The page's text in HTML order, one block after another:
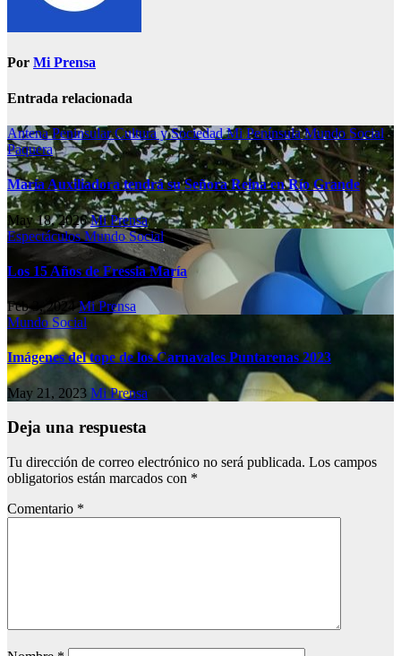
Por Mi Prensa
Entrada relacionada
Antena PeninsularCultura y SociedadMi PenínsulaMundo Social
Paquera
María Auxiliadora tendrá su Señora Reina en Río Grande
May 18, 2026Mi Prensa
EspectáculosMundo Social
Los 15 Años de Fressia María
Feb 3, 2024Mi Prensa
Mundo Social
Imágenes del tope de los Carnavales Puntarenas 2023
May 21, 2023 Mi Prensa
Deja una respuesta
Tu dirección de correo electrónico no será publicada. Los campos
obligatorios están marcados con *
Comentario *